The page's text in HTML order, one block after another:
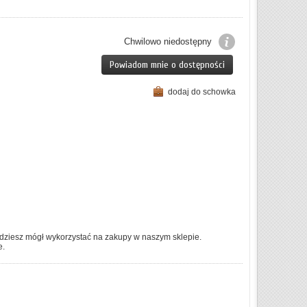
Chwilowo niedostępny
Powiadom mnie o dostępności
dodaj do schowka
mógł wykorzystać na zakupy w naszym sklepie.